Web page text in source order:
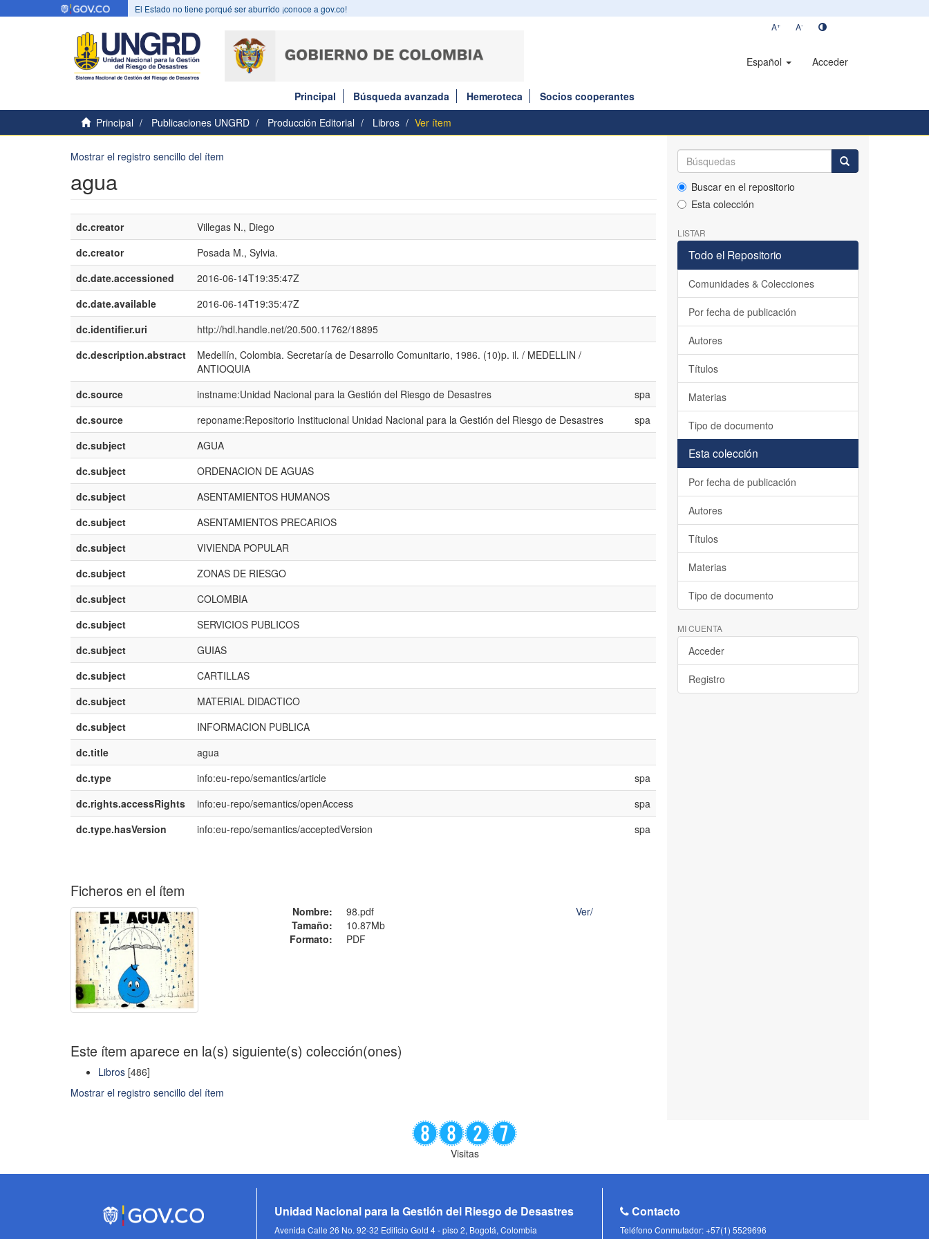
El Estado no tiene porqué ser aburrido ¡conoce a gov.co!
A+ A-
Español Acceder
Principal Búsqueda avanzada Hemeroteca
Socios cooperantes
Principal
Publicaciones UNGRD Producción Editorial Libros Ver ítem
Mostrar el registro sencillo del ítem
agua
dc.creator
Villegas N., Diego
dc.creator
Posada M., Sylvia.
dc.date.accessioned
2016-06-14T19:35:47Z
dc.date.available
2016-06-14T19:35:47Z
dc.identifier.uri
http://hdl.handle.net/20.500.11762/18895
dc.description.abstract
Medellín, Colombia. Secretaría de Desarrollo Comunitario, 1986. (10)p. il. / MEDELLIN /
ANTIOQUIA
dc.source
instname:Unidad Nacional para la Gestión del Riesgo de Desastres
spa
dc.source
reponame:Repositorio Institucional Unidad Nacional para la Gestión del Riesgo de Desastres
spa
dc.subject
AGUA
dc.subject
ORDENACION DE AGUAS
dc.subject
ASENTAMIENTOS HUMANOS
dc.subject
ASENTAMIENTOS PRECARIOS
dc.subject
VIVIENDA POPULAR
dc.subject
ZONAS DE RIESGO
dc.subject
COLOMBIA
dc.subject
SERVICIOS PUBLICOS
dc.subject
GUIAS
dc.subject
CARTILLAS
dc.subject
MATERIAL DIDACTICO
dc.subject
INFORMACION PUBLICA
dc.title
agua
dc.type
info:eu-repo/semantics/article
spa
dc.rights.accessRights
info:eu-repo/semantics/openAccess
spa
dc.type.hasVersion
info:eu-repo/semantics/acceptedVersion spa
Ficheros en el ítem
Nombre:
98.pdf
Tamaño:
10.87Mb
Formato:
PDF
Ver/
Este ítem aparece en la(s) siguiente(s) colección(ones)
Libros [486]
Mostrar el registro sencillo del ítem
Buscar en el repositorio
Esta colección
LISTAR
Todo el Repositorio
Comunidades & Colecciones
Por fecha de publicación
Autores
Títulos
Materias
Tipo de documento
Esta colección
Por fecha de publicación
Autores
Títulos
Materias
Tipo de documento
MI CUENTA
Acceder
Registro
Visitas
Unidad Nacional para la Gestión del Riesgo de Desastres
Avenida Calle 26 No. 92-32 Edificio Gold 4 - piso 2, Bogotá, Colombia
Contacto
Teléfono Conmutador: +57(1) 5529696